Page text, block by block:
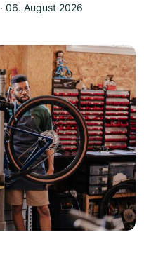
‧ 06. August 2026